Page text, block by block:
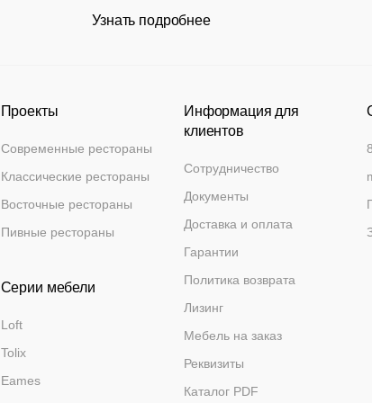
Узнать подробнее
Проекты
Современные рестораны
Классические рестораны
Восточные рестораны
Пивные рестораны
Серии мебели
Loft
Tolix
Eames
Информация для
клиентов
Сотрудничество
Документы
Доставка и оплата
Гарантии
Политика возврата
Лизинг
Мебель на заказ
Реквизиты
Каталог PDF